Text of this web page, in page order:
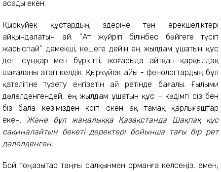
асады екен.
Қыркүйек құстардың өздеріне тән ерекшеліктері
айқындалатын ай. “Ат жүйрігі білінбес бәйгеге түсіп
жарыспай” демекші, кешеге дейін ең жылдам ұшатын құс
деп сұңқар мен бүркітті, жоғарыда айтқан қарқылдақ
шағаланы атап келдік. Қыркүйек айы - фенологтардың бұл
қателігіне түзету енгізетін ай ретінде бағалы. Ғылыми
дәлелденгендей, ең жылдам ұшатын құс – кәдімгі сіз бен
біз бала кезімізден көріп өскен ақ тамақ қарлығаштар
екен. Және бұл жаңалыққа Қазақстанда Шақпақ құс
сақиналайтын бекеті деректері бойынша тағы бір рет
дәлелденген.
Бой тоңазытар таңғы салқынмен орманға келсеңіз, емен,